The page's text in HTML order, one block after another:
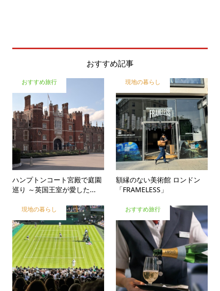
おすすめ記事
おすすめ旅行
ハンプトンコート宮殿で庭園
巡り ～英国王室が愛した...
現地の暮らし
額縁のない美術館 ロンドン
「FRAMELESS」
現地の暮らし おすすめ旅行